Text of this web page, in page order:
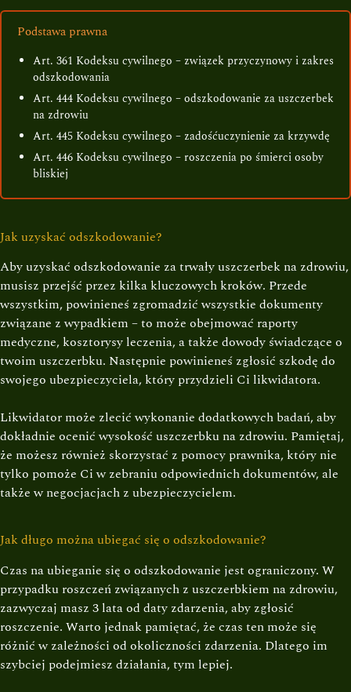
Podstawa prawna
Art. 361 Kodeksu cywilnego – związek przyczynowy i zakres
odszkodowania
Art. 444 Kodeksu cywilnego – odszkodowanie za uszczerbek
na zdrowiu
Art. 445 Kodeksu cywilnego – zadośćuczynienie za krzywdę
Art. 446 Kodeksu cywilnego – roszczenia po śmierci osoby
bliskiej
Jak uzyskać odszkodowanie?
Aby uzyskać odszkodowanie za trwały uszczerbek na zdrowiu,
musisz przejść przez kilka kluczowych kroków. Przede
wszystkim, powinieneś zgromadzić wszystkie dokumenty
związane z wypadkiem – to może obejmować raporty
medyczne, kosztorysy leczenia, a także dowody świadczące o
twoim uszczerbku. Następnie powinieneś zgłosić szkodę do
swojego ubezpieczyciela, który przydzieli Ci likwidatora.
Likwidator może zlecić wykonanie dodatkowych badań, aby
dokładnie ocenić wysokość uszczerbku na zdrowiu. Pamiętaj,
że możesz również skorzystać z pomocy prawnika, który nie
tylko pomoże Ci w zebraniu odpowiednich dokumentów, ale
także w negocjacjach z ubezpieczycielem.
Jak długo można ubiegać się o odszkodowanie?
Czas na ubieganie się o odszkodowanie jest ograniczony. W
przypadku roszczeń związanych z uszczerbkiem na zdrowiu,
zazwyczaj masz 3 lata od daty zdarzenia, aby zgłosić
roszczenie. Warto jednak pamiętać, że czas ten może się
różnić w zależności od okoliczności zdarzenia. Dlatego im
szybciej podejmiesz działania, tym lepiej.